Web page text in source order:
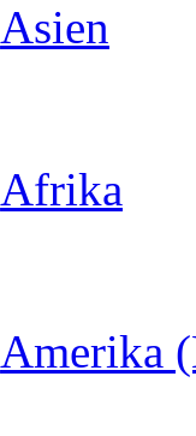
Asien
Afrika
Amerika